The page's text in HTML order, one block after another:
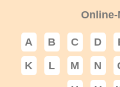
A B C D
K
L M N